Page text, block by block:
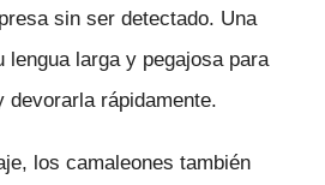
sin ser detectado. Una
larga y pegajosa para
devorarla rápidamente.
los camaleones también